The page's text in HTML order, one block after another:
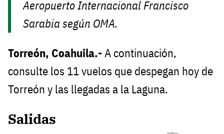
Aeropuerto Internacional Francisco
Sarabia según OMA.
Torreón, Coahuila.-A continuación,
consulte los 11 vuelos que despegan hoy de
Torreón y las llegadas a la Laguna.
Salidas